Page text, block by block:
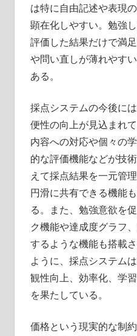
は特に自由記述や表現
顕在化しやすい。勉強
評価した結果だけで満
や問い直しが薄れやす
ある。
採点システムの今後に
便性の向上が見込まれ
内容への対応や個々の
的な評価機能などが技
えて採点結果を一元管
円滑に共有できる機能
る。また、勉強意欲を
ク機能や達成度グラフ
するような機能も搭載
ように、採点システム
観性向上、効率化、学
を果たしている。
価格という現実的な制